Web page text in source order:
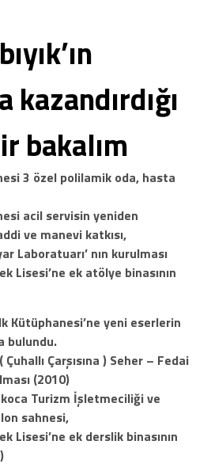
bakalım
3 özel polilamik oda, hasta
acil servisin yeniden
ve manevi katkısı,
Laboratuarı’ nın kurulması
Lisesi’ne ek atölye binasının
Kütüphanesi’ne yeni eserlerin
bulundu.
Çarşısına ) Seher – Fedai
(2010)
Turizm İşletmeciliği ve
sahnesi,
Lisesi’ne ek derslik binasının